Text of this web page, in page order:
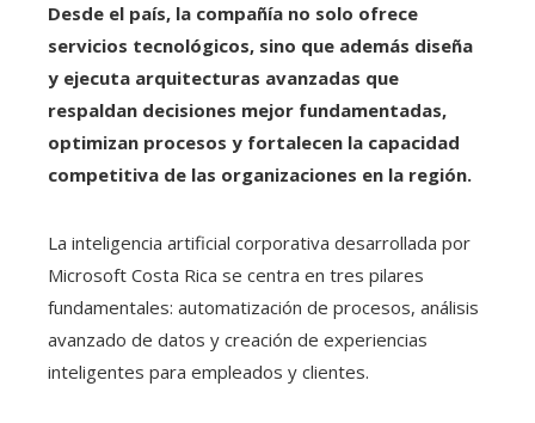
Desde el país, la compañía no solo ofrece
servicios tecnológicos, sino que además diseña
y ejecuta arquitecturas avanzadas que
respaldan decisiones mejor fundamentadas,
optimizan procesos y fortalecen la capacidad
competitiva de las organizaciones en la región.
La inteligencia artificial corporativa desarrollada por
Microsoft Costa Rica se centra en tres pilares
fundamentales: automatización de procesos, análisis
avanzado de datos y creación de experiencias
inteligentes para empleados y clientes.